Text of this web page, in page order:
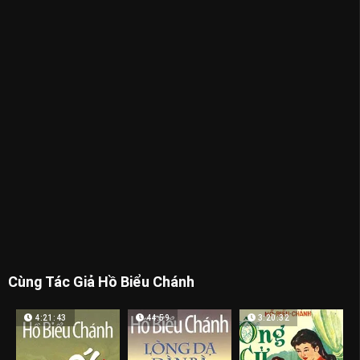
Cùng Tác Giả Hồ Biểu Chánh
4:21:43 44:59 3:20:32